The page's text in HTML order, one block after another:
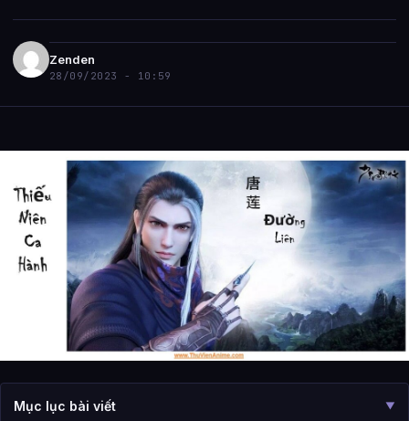
Zenden
28/09/2023 - 10:59
Mục lục bài viết ▼